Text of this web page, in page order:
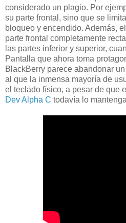
considerado un plagio. Por
su parte frontal, sino que se
bloqueo y encendido. Además,
parte frontal completamente
las partes inferior y superior,
Pantalla que ahora toma
BlackBerry parece abandonar
al que la inmensa mayoría de
el teclado físico, a pesar de que
Dev Alpha C todavía lo